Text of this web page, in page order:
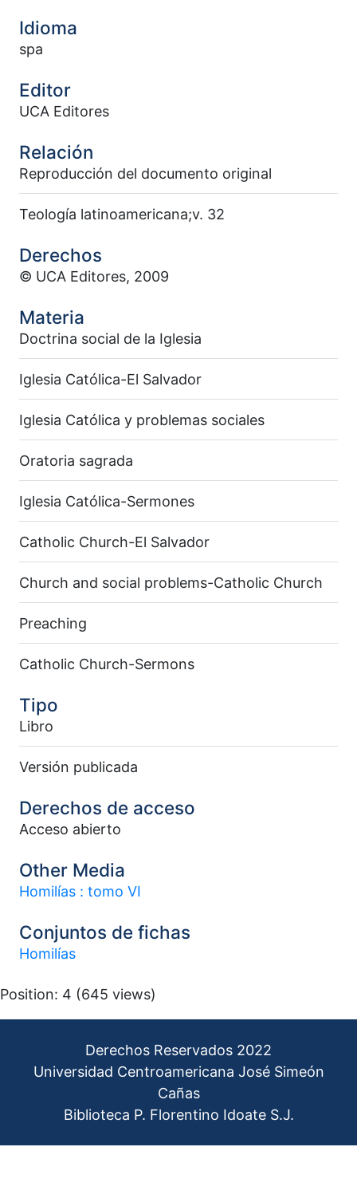
Idioma
spa
Editor
UCA Editores
Relación
Reproducción del documento original
Teología latinoamericana;v. 32
Derechos
© UCA Editores, 2009
Materia
Doctrina social de la Iglesia
Iglesia Católica-El Salvador
Iglesia Católica y problemas sociales
Oratoria sagrada
Iglesia Católica-Sermones
Catholic Church-El Salvador
Church and social problems-Catholic Church
Preaching
Catholic Church-Sermons
Tipo
Libro
Versión publicada
Derechos de acceso
Acceso abierto
Other Media
Homilías : tomo VI
Conjuntos de fichas
Homilías
Position: 4 (645 views)
Derechos Reservados 2022
Universidad Centroamericana José Simeón
Cañas
Biblioteca P. Florentino Idoate S.J.